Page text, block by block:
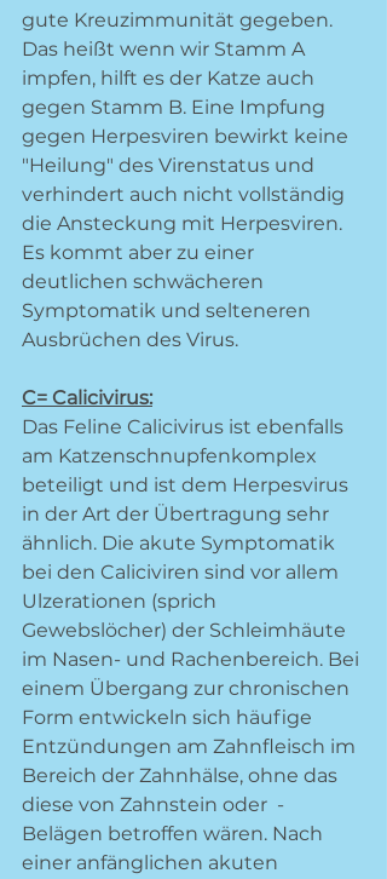
gute Kreuzimmunität gegeben.
Das heißt wenn wir Stamm A
impfen, hilft es der Katze auch
gegen Stamm B. Eine Impfung
gegen Herpesviren bewirkt keine
"Heilung" des Virenstatus und
verhindert auch nicht vollständig
die Ansteckung mit Herpesviren.
Es kommt aber zu einer
deutlichen schwächeren
Symptomatik und selteneren
Ausbrüchen des Virus.
C= Calicivirus:
Das Feline Calicivirus ist ebenfalls
am Katzenschnupfenkomplex
beteiligt und ist dem Herpesvirus
in der Art der Übertragung sehr
ähnlich. Die akute Symptomatik
bei den Caliciviren sind vor allem
Ulzerationen (sprich
Gewebslöcher) der Schleimhäute
im Nasen- und Rachenbereich. Bei
einem Übergang zur chronischen
Form entwickeln sich häufige
Entzündungen am Zahnfleisch im
Bereich der Zahnhälse, ohne das
diese von Zahnstein oder  -
Belägen betroffen wären. Nach
einer anfänglichen akuten